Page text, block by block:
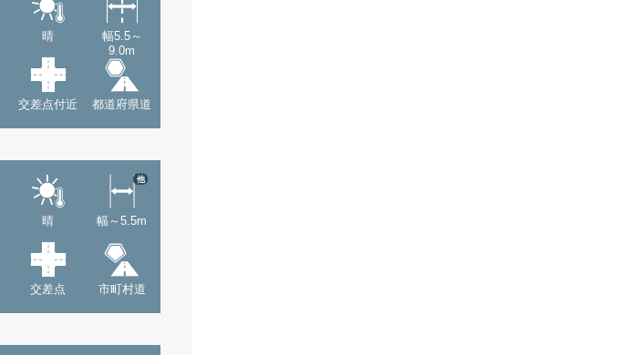
晴
幅5.5～
9.0m
交差点付近 都道府県道
晴 幅～5.5m
他
交差点 市町村道